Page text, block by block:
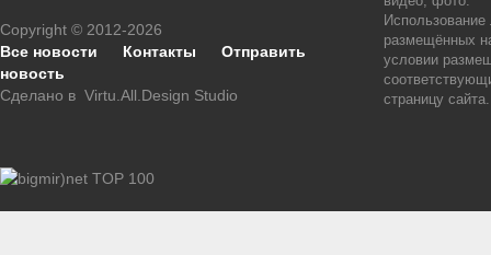
Copyright © 2012-2026
Все новости
Контакты
Отправить
новость
Сделано в Virtu.All.Design Studio
размещённых
условии
страницу сайта.